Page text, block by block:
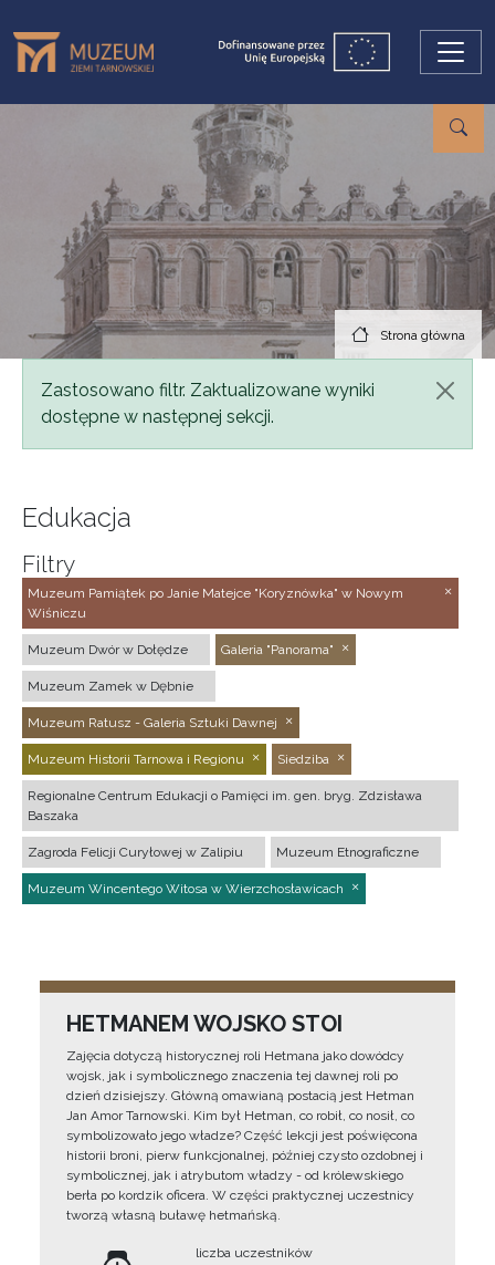
Strona główna
Komunikat
Zastosowano filtr. Zaktualizowane wyniki
dostępne w następnej sekcji.
Edukacja
Filtry
Muzeum Pamiątek po Janie Matejce "Koryznówka" w Nowym
Wiśniczu
Muzeum Dwór w Dołędze Galeria "Panorama"
Muzeum Zamek w Dębnie
Muzeum Ratusz - Galeria Sztuki Dawnej
Muzeum Historii Tarnowa i Regionu Siedziba
Regionalne Centrum Edukacji o Pamięci im. gen. bryg. Zdzisława
Baszaka
Zagroda Felicji Curyłowej w Zalipiu Muzeum Etnograficzne
Muzeum Wincentego Witosa w Wierzchosławicach
HETMANEM WOJSKO STOI
Zajęcia dotyczą historycznej roli Hetmana jako dowódcy
wojsk, jak i symbolicznego znaczenia tej dawnej roli po
dzień dzisiejszy. Główną omawianą postacią jest Hetman
Jan Amor Tarnowski. Kim był Hetman, co robił, co nosił, co
symbolizowało jego władze? Część lekcji jest poświęcona
historii broni, pierw funkcjonalnej, później czysto ozdobnej i
symbolicznej, jak i atrybutom władzy - od królewskiego
berła po kordzik oficera. W części praktycznej uczestnicy
tworzą własną buławę hetmańską.
liczba uczestników